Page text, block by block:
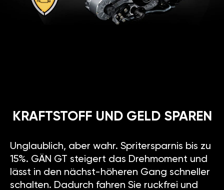
KRAFTSTOFF UND GELD SPAREN
Unglaublich, aber wahr. Spritersparnis bis zu
15%. GÄN GT steigert das Drehmoment und
lässt in den nächst-höheren Gang schneller
schalten. Dadurch fahren Sie ruckfrei und